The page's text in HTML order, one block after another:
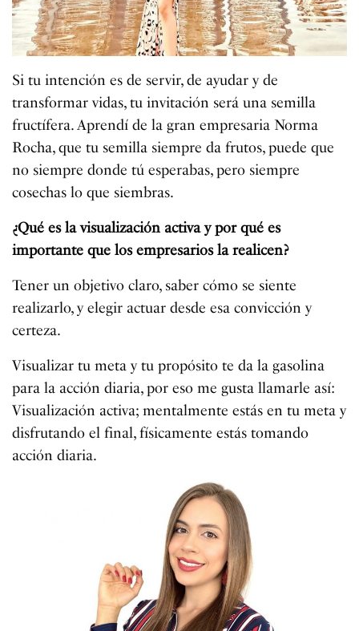
Si tu intención es de servir, de ayudar y de
transformar vidas, tu invitación será una semilla
fructífera. Aprendí de la gran empresaria Norma
Rocha, que tu semilla siempre da frutos, puede que
no siempre donde tú esperabas, pero siempre
cosechas lo que siembras.
¿Qué es la visualización activa y por qué es
importante que los empresarios la realicen?
Tener un objetivo claro, saber cómo se siente
realizarlo, y elegir actuar desde esa convicción y
certeza.
Visualizar tu meta y tu propósito te da la gasolina
para la acción diaria, por eso me gusta llamarle así:
Visualización activa; mentalmente estás en tu meta y
disfrutando el final, físicamente estás tomando
acción diaria.